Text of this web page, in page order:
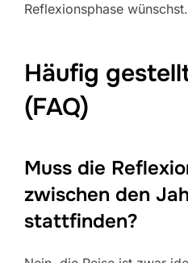
Reflexionsphase wünschst.
Häufig
(FAQ)
Muss die
zwischen den
stattfinden?